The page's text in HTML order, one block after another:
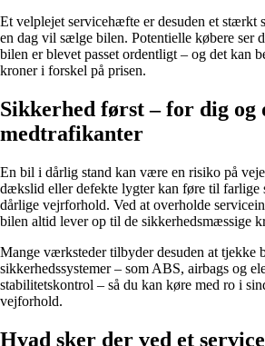
Et velplejet servicehæfte er desuden et stærkt
en dag vil sælge bilen. Potentielle købere ser
bilen er blevet passet ordentligt – og det kan
kroner i forskel på prisen.
Sikkerhed først – for dig og
medtrafikanter
En bil i dårlig stand kan være en risiko på
dækslid eller defekte lygter kan føre til farlige
dårlige vejrforhold. Ved at overholde
bilen altid lever op til de sikkerhedsmæssige
Mange værksteder tilbyder desuden at tjekke
sikkerhedssystemer – som ABS, airbags og
stabilitetskontrol – så du kan køre med ro i
vejforhold.
Hvad sker der ved et